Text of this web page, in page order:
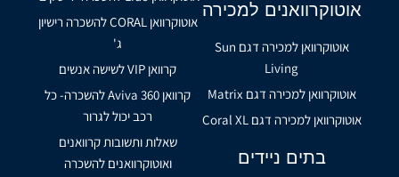
אוטוקרוואנים למכירה
אוטוקרוואן למכירה דגם Sun
Living
אוטוקרוואן למכירה דגם Matrix
אוטוקרוואן למכירה דגם Coral XL
בתים ניידים
אוטוקרוואן CORAL להשכרה רישיון
ג'
קרוואן VIP לשישה אנשים
קרוואן Aviva 360 להשכרה- כל
רכב יכול לגרור
שאלות ותשובות קרוואנים
ואוטוקרוואנים להשכרה